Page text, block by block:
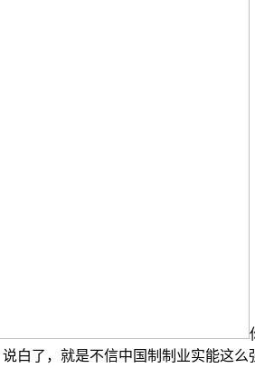
白了，就是不信中国制制业实能这